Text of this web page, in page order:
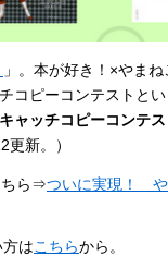
」。本が好き！×やま
コピーコンテストと
ャッチコピーコンテス
新。）
ちら⇒ついに実現！ や
はこちらから。